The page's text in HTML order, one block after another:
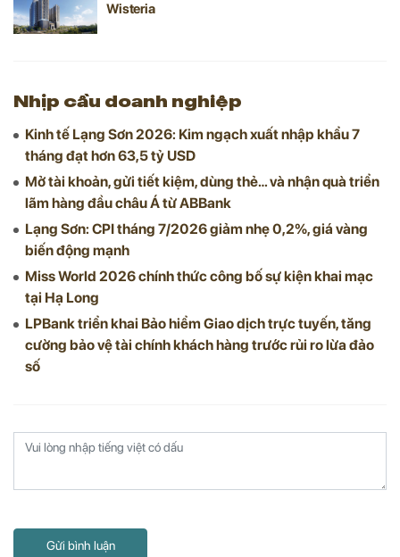
Wisteria
Nhịp cầu doanh nghiệp
Kinh tế Lạng Sơn 2026: Kim ngạch xuất nhập khẩu 7
tháng đạt hơn 63,5 tỷ USD
Mở tài khoản, gửi tiết kiệm, dùng thẻ… và nhận quà triển
lãm hàng đầu châu Á từ ABBank
Lạng Sơn: CPI tháng 7/2026 giảm nhẹ 0,2%, giá vàng
biến động mạnh
Miss World 2026 chính thức công bố sự kiện khai mạc
tại Hạ Long
LPBank triển khai Bảo hiểm Giao dịch trực tuyến, tăng
cường bảo vệ tài chính khách hàng trước rủi ro lừa đảo
số
Gửi bình luận